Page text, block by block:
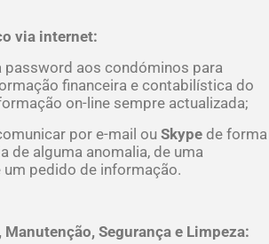
via internet:
password aos condóminos para
financeira e contabilística do
on-line sempre actualizada;
por e-mail ou Skype de forma
de alguma anomalia, de uma
pedido de informação.
Segurança e Limpeza: